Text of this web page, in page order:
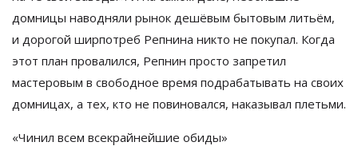
домницы наводняли рынок дешёвым бытовым литьём,
и дорогой ширпотреб Репнина никто не покупал. Когда
этот план провалился, Репнин просто запретил
мастеровым в свободное время подрабатывать на своих
домницах, а тех, кто не повиновался, наказывал плетьми.
«Чинил всем всекрайнейшие обиды»